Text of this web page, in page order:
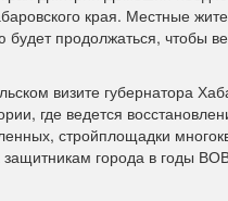
края. Местные
будет продолжаться, чтобы
визите губернатора
где ведется
стройплощадки
защитникам города в годы